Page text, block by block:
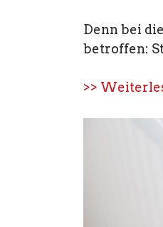
Denn bei
betroffen:
>>